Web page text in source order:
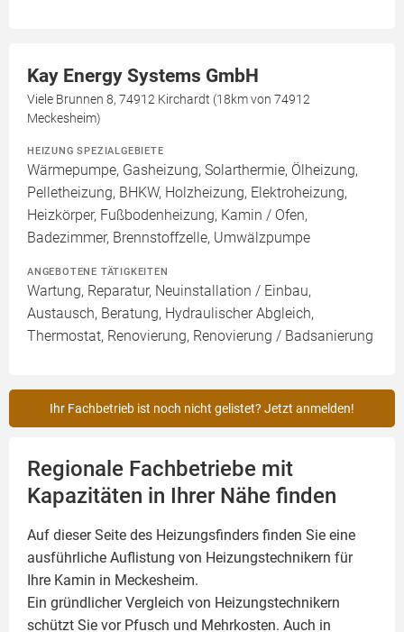
Kay Energy Systems GmbH
Viele Brunnen 8, 74912 Kirchardt (18km von 74912
Meckesheim)
HEIZUNG SPEZIALGEBIETE
Wärmepumpe, Gasheizung, Solarthermie, Ölheizung,
Pelletheizung, BHKW, Holzheizung, Elektroheizung,
Heizkörper, Fußbodenheizung, Kamin / Ofen,
Badezimmer, Brennstoffzelle, Umwälzpumpe
ANGEBOTENE TÄTIGKEITEN
Wartung, Reparatur, Neuinstallation / Einbau,
Austausch, Beratung, Hydraulischer Abgleich,
Thermostat, Renovierung, Renovierung / Badsanierung
Ihr Fachbetrieb ist noch nicht gelistet? Jetzt anmelden!
Regionale Fachbetriebe mit
Kapazitäten in Ihrer Nähe finden
Auf dieser Seite des Heizungsfinders finden Sie eine
ausführliche Auflistung von Heizungstechnikern für
Ihre Kamin in Meckesheim.
Ein gründlicher Vergleich von Heizungstechnikern
schützt Sie vor Pfusch und Mehrkosten. Auch in